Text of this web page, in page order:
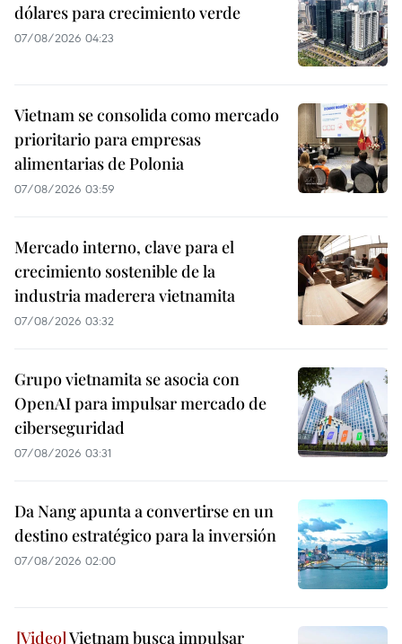
dólares para crecimiento verde
07/08/2026 04:23
Vietnam se consolida como mercado
prioritario para empresas
alimentarias de Polonia
07/08/2026 03:59
Mercado interno, clave para el
crecimiento sostenible de la
industria maderera vietnamita
07/08/2026 03:32
Grupo vietnamita se asocia con
OpenAI para impulsar mercado de
ciberseguridad
07/08/2026 03:31
Da Nang apunta a convertirse en un
destino estratégico para la inversión
07/08/2026 02:00
Vietnam busca impulsar